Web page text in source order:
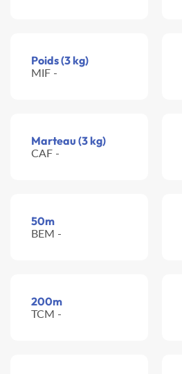
Poids (3 kg)
MIF -
Marteau (3 kg)
CAF -
50m
BEM -
200m
TCM -